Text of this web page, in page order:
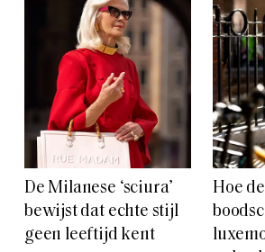
De Milanese ‘sciura’
bewijst dat echte stijl
geen leeftijd kent
Hoe de